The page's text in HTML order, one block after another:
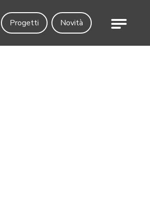
Progetti Novità Menu